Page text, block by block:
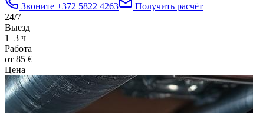
Звоните +372 5822 4263
Получить расчёт
24/7
Выезд
1–3 ч
Работа
от 85 €
Цена